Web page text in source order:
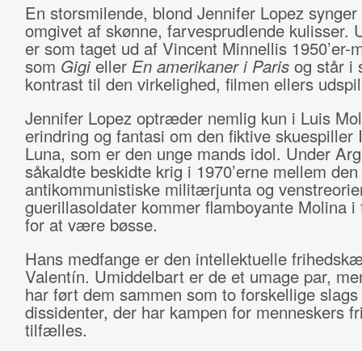
En storsmilende, blond Jennifer Lopez
omgivet af skønne, farvesprudlende kulisser.
er som taget ud af Vincent Minnellis 1950’er-
som Gigieller En amerikaner i Paris og står i
kontrast til den virkelighed, filmen ellers
Jennifer Lopez optræder nemlig kun i Luis
erindring og fantasi om den fiktive skuespiller
Luna, som er den unge mands idol. Under
såkaldte beskidte krig i 1970’erne mellem den
antikommunistiske militærjunta og
guerillasoldater kommer flamboyante Molina
for at være bøsse.
Hans medfange er den intellektuelle
Valentín. Umiddelbart er de et umage par,
har ført dem sammen som to forskellige slags
dissidenter, der har kampen for menneskers
tilfælles.